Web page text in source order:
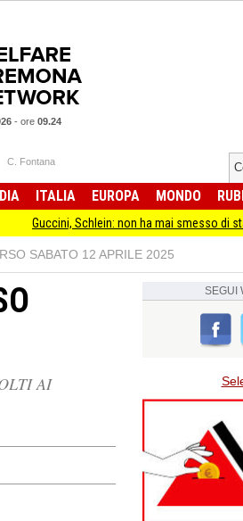
- ore 09.24
C. Fontana
ITALIA EUROPA MONDO
Schlein: non ha mai smesso di stare dalla
SABATO 12 APRILE 2025
AI
SEGUI